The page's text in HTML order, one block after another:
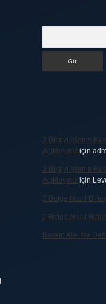
3 Bilgiyi Işleme
Açıklayınız için
3 Bilgiyi Işleme
Açıklayınız için
2 Belge Nasıl
2 Belge Nasıl
Baskın Alel Ne